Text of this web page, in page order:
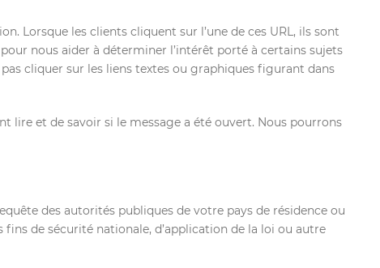
Lorsque les clients cliquent sur l’une de ces URL, ils sont
nous aider à déterminer l’intérêt porté à certains sujets
cliquer sur les liens textes ou graphiques figurant dans
lire et de savoir si le message a été ouvert. Nous pourrons
des autorités publiques de votre pays de résidence ou
de sécurité nationale, d’application de la loi ou autre